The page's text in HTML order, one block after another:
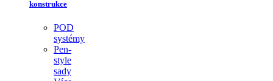
konstrukce
POD
systémy
Pen-
style
sady